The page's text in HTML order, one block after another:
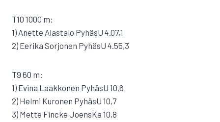
T10 1000 m:
1) Anette Alastalo PyhäsU 4.07,1
2) Eerika Sorjonen PyhäsU 4.55,3
T9 60 m:
1) Evina Laakkonen PyhäsU 10,6
2) Helmi Kuronen PyhäsU 10,7
3) Mette Fincke JoensKa 10,8